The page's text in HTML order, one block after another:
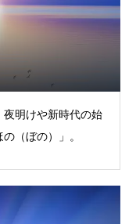
夜明けや新時代の始
（ぼの）」。